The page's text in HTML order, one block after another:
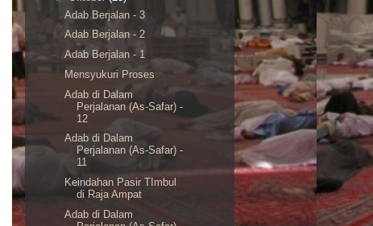
Adab Berjalan - 3
Adab Berjalan - 2
Adab Berjalan - 1
Mensyukuri Proses
Adab di Dalam
Perjalanan (As-Safar) -
12
Adab di Dalam
Perjalanan (As-Safar) -
11
Keindahan Pasir TImbul
di Raja Ampat
Adab di Dalam